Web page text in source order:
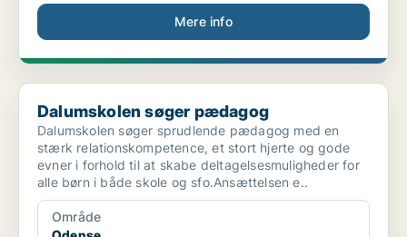
Mere info
Dalumskolen søger pædagog
Dalumskolen søger pædagog
Dalumskolen søger sprudlende pædagog med en
stærk relationskompetence, et stort hjerte og gode
evner i forhold til at skabe deltagelsesmuligheder for
alle børn i både skole og sfo.Ansættelsen e..
Område